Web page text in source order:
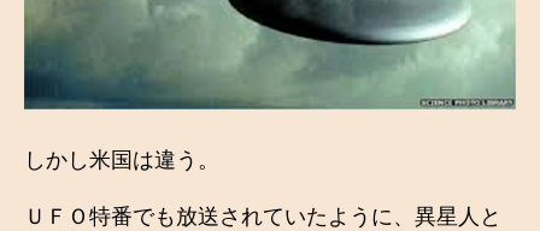
しかし米国は違う。
ＵＦＯ特番でも放送されていたように、異星人と